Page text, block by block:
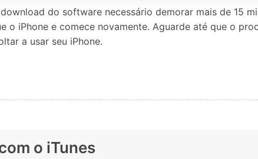
do software necessário demorar mais de 15
iPhone e comece novamente. Aguarde até que o
a usar seu iPhone.
o iTunes